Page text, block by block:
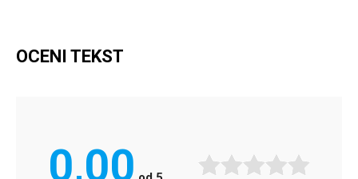
OCENI TEKST
0,00